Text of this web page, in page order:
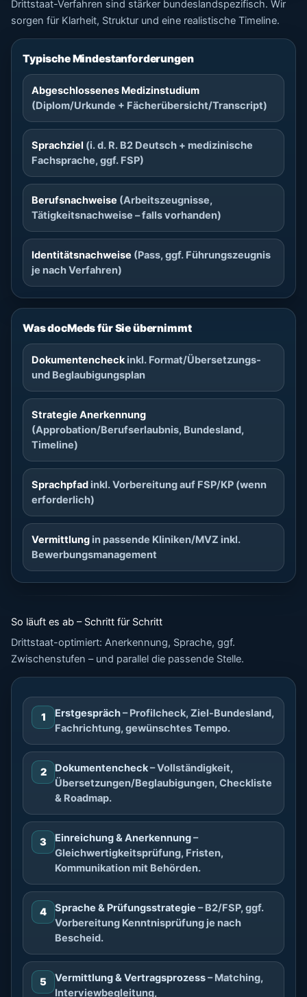
Drittstaat-Verfahren sind stärker bundeslandspezifisch. Wir
sorgen für Klarheit, Struktur und eine realistische Timeline.
Typische Mindestanforderungen
Abgeschlossenes Medizinstudium
(Diplom/Urkunde + Fächerübersicht/Transcript)
Sprachziel (i. d. R. B2 Deutsch + medizinische
Fachsprache, ggf. FSP)
Berufsnachweise (Arbeitszeugnisse,
Tätigkeitsnachweise – falls vorhanden)
Identitätsnachweise (Pass, ggf. Führungszeugnis
je nach Verfahren)
Was docMeds für Sie übernimmt
Dokumentencheck inkl. Format/Übersetzungs-
und Beglaubigungsplan
Strategie Anerkennung
(Approbation/Berufserlaubnis, Bundesland,
Timeline)
Sprachpfad inkl. Vorbereitung auf FSP/KP (wenn
erforderlich)
Vermittlung in passende Kliniken/MVZ inkl.
Bewerbungsmanagement
So läuft es ab – Schritt für Schritt
Drittstaat-optimiert: Anerkennung, Sprache, ggf.
Zwischenstufen – und parallel die passende Stelle.
1 Erstgespräch– Profilcheck, Ziel-Bundesland,
Fachrichtung, gewünschtes Tempo.
2 Dokumentencheck– Vollständigkeit,
Übersetzungen/Beglaubigungen, Checkliste
& Roadmap.
3 Einreichung & Anerkennung–
Gleichwertigkeitsprüfung, Fristen,
Kommunikation mit Behörden.
4 Sprache & Prüfungsstrategie – B2/FSP, ggf.
Vorbereitung Kenntnisprüfung je nach
Bescheid.
5 Vermittlung & Vertragsprozess– Matching,
Interviewbegleitung,